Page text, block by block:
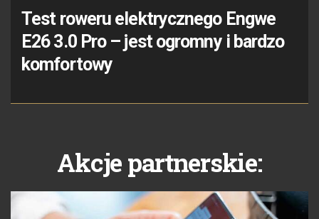
Test roweru elektrycznego Engwe
E26 3.0 Pro – jest ogromny i bardzo
komfortowy
Akcje partnerskie: